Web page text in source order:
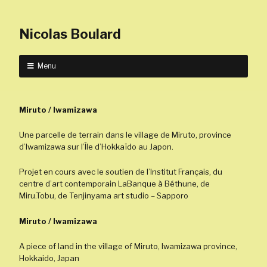
Nicolas Boulard
Menu
Miruto / Iwamizawa
Une parcelle de terrain dans le village de Miruto, province
d’Iwamizawa sur l’Île d’Hokkaïdo au Japon.
Projet en cours avec le soutien de l’Institut Français, du
centre d’art contemporain LaBanque à Béthune, de
Miru.Tobu, de Tenjinyama art studio – Sapporo
Miruto / Iwamizawa
A piece of land in the village of Miruto, Iwamizawa province,
Hokkaido, Japan